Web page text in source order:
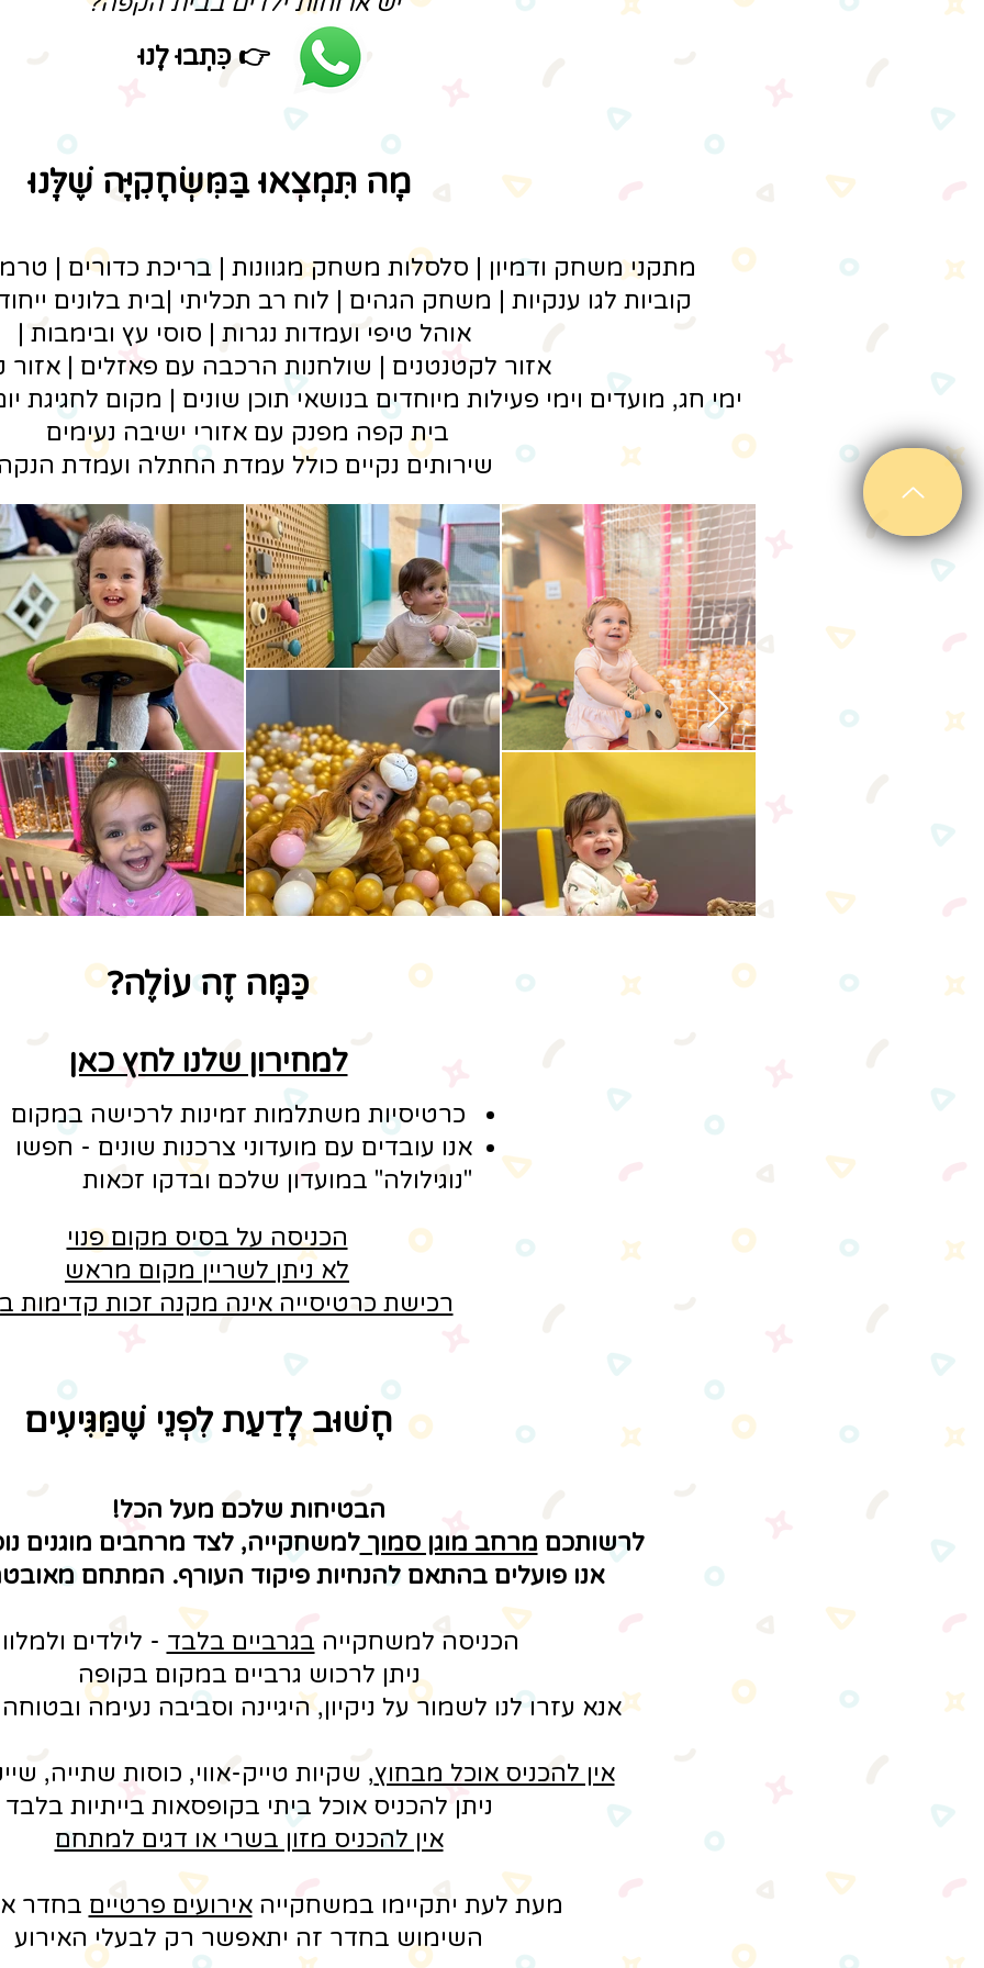
👉כִּתְבוּ לָנוּ
מָה תִּמְצְאוּ בַּמִּשְׂחָקִיָּה שֶׁלָּנוּ
מתקני משחק ודמיון | סלסלות משחק מגוונות | בריכת כדורים |
קוביות לגו ענקיות | משחק הגהים | לוח רב תכליתי |בית בלונים
אוהל טיפי ועמדות נגרות | סוסי עץ ובימבות |
אזור לקטנטנים | שולחנות הרכבה עם פאזלים | אזור
ימי חג, מועדים וימי פעילות מיוחדים בנושאי תוכן שונים | מקום לחגיגת
בית קפה מפנק עם אזורי ישיבה נעימים
שירותים נקיים כולל עמדת החתלה ועמדת
כַּמָּה זֶה עוֹלֶה?
​למחירון שלנו לחץ כאן​
כרטיסיות משתלמות זמינות לרכישה במקום
אנו עובדים עם מועדוני צרכנות שונים - חפשו
"נוגילולה" במועדון שלכם ובדקו זכאות
הכניסה על בסיס מקום פנוי
לא ניתן לשריין מקום מראש
רכישת כרטיסייה אינה מקנה זכות קדימות
חָשׁוּב לָדַעַת לִפְנֵי שֶׁמַּגִּיעִים
הבטיחות שלכם מעל הכל!
לרשותכם מרחב מוגן סמוךלמשחקייה, לצד מרחבים מוגנים
אנו פועלים בהתאם להנחיות פיקוד העורף. המתחם
הכניסה למשחקייה בגרביים בלבד - לילדים
ניתן לרכוש גרביים במקום בקופה
אנא עזרו לנו לשמור על ניקיון, היגיינה וסביבה נעימה
אין להכניס אוכל מבחוץ, שקיות טייק-אווי, כוסות שתייה,
ניתן להכניס אוכל ביתי בקופסאות בייתיות בלבד
אין להכניס מזון בשרי או דגים למתחם
מעת לעת יתקיימו במשחקייהאירועים פרטיים בחדר
השימוש בחדר זה יתאפשר רק לבעלי האירוע